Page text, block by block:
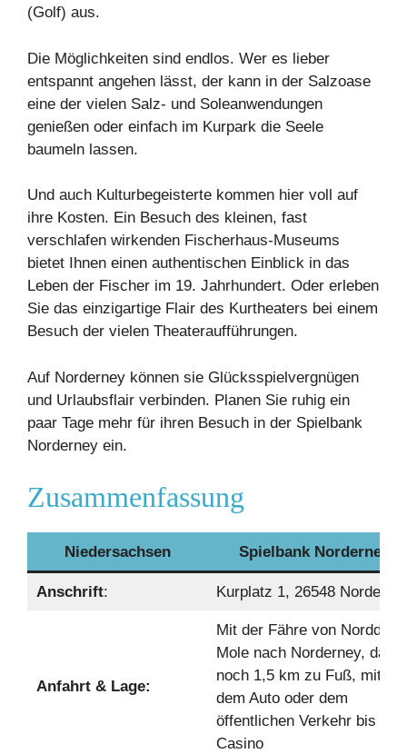
(Golf) aus.
Die Möglichkeiten sind endlos. Wer es lieber
entspannt angehen lässt, der kann in der Salzoase
eine der vielen Salz- und Soleanwendungen
genießen oder einfach im Kurpark die Seele
baumeln lassen.
Und auch Kulturbegeisterte kommen hier voll auf
ihre Kosten. Ein Besuch des kleinen, fast
verschlafen wirkenden Fischerhaus-Museums
bietet Ihnen einen authentischen Einblick in das
Leben der Fischer im 19. Jahrhundert. Oder erleben
Sie das einzigartige Flair des Kurtheaters bei einem
Besuch der vielen Theateraufführungen.
Auf Norderney können sie Glücksspielvergnügen
und Urlaubsflair verbinden. Planen Sie ruhig ein
paar Tage mehr für ihren Besuch in der Spielbank
Norderney ein.
Zusammenfassung
Niedersachsen Spielbank Norderney
Anschrift: Kurplatz 1, 26548
Anfahrt & Lage:
Mit der Fähre von
Mole nach Norderney, dann
noch 1,5 km zu Fuß, mit
dem Auto oder dem
öffentlichen Verkehr bis
Casino